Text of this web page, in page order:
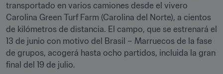
transportado en varios camiones desde el vivero
Carolina Green Turf Farm (Carolina del Norte), a cientos
de kilómetros de distancia. El campo, que se estrenará el
13 de junio con motivo del Brasil – Marruecos de la fase
de grupos, acogerá hasta ocho partidos, incluida la gran
final del 19 de julio.